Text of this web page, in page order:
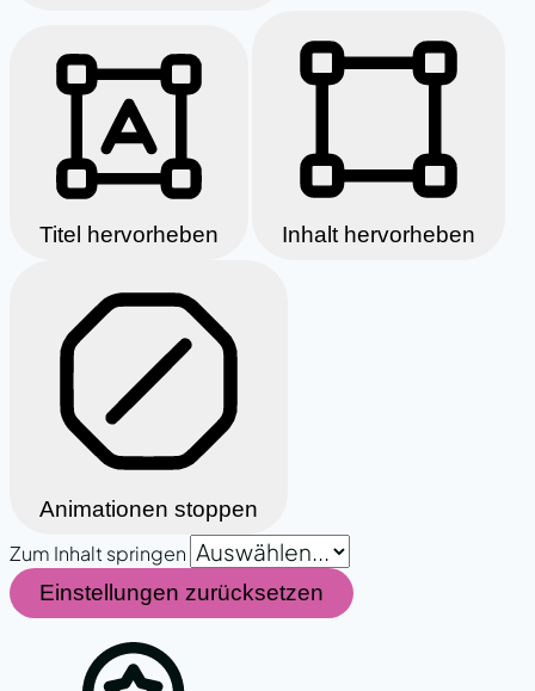
Titel hervorheben Inhalt hervorheben
Animationen stoppen
Zum Inhalt springen
Einstellungen zurücksetzen